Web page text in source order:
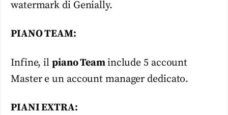
watermark di Genially.
PIANO TEAM:
Infine, il piano Teaminclude 5 account
Master e un account manager dedicato.
PIANI EXTRA: